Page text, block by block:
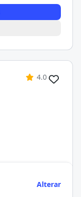
4.0
Alterar